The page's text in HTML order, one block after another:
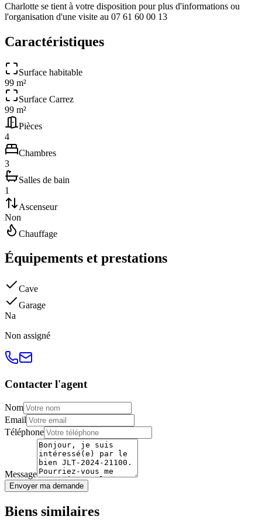
Charlotte se tient à votre disposition pour plus d'informations ou
l'organisation d'une visite au 07 61 60 00 13
Caractéristiques
Surface habitable
99 m²
Surface Carrez
99 m²
Pièces
4
Chambres
3
Salles de bain
1
Ascenseur
Non
Chauffage
Équipements et prestations
Cave
Garage
Na
Non assigné
Contacter l'agent
Nom
Email
Téléphone
Message
Envoyer ma demande
Biens similaires